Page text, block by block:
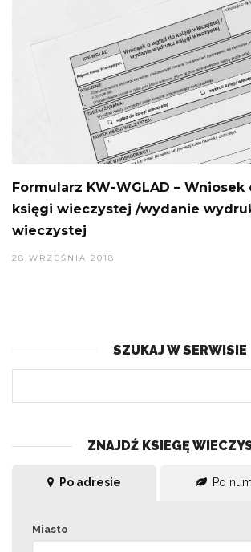
Formularz KW-WGLAD –
księgi wieczystej /wydanie
wieczystej
28 WRZEŚNIA 2018
SZUKAJ W SERWISIE
ZNAJDŹ KSIEGĘ
Po adresie Po
Miasto